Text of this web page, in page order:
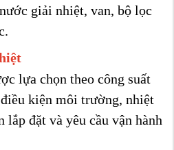
giải nhiệt, van, bộ lọc
lựa chọn theo công suất
kiện môi trường, nhiệt
lắp đặt và yêu cầu vận hành